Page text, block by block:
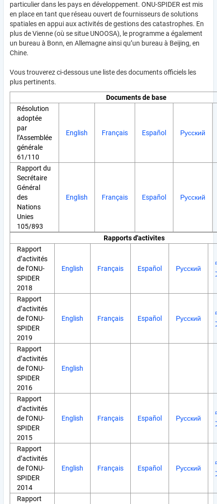
particulier dans les pays en développement. ONU-SPIDER est mis
en place en tant que réseau ouvert de fournisseurs de solutions
spatiales en appui aux activités de gestions des catastrophes. En
plus de Vienne (où se situe UNOOSA), le programme a également
un bureau à Bonn, en Allemagne ainsi qu’un bureau à Beijing, en
Chine.
Vous trouverez ci-dessous une liste des documents officiels les
plus pertinents.
Documents de base
Résolution
adoptée
par
l’Assemblée
générale
61/110
English Français Español Русский
Rapport du
Secrétaire
Général
des
Nations
Unies
105/893
English Français Español Русский
Rapports d'activites
Rapport
d’activités
de l’ONU-
SPIDER
2018
English Français Español Русский
Rapport
d’activités
de l’ONU-
SPIDER
2019
English Français Español Русский
Rapport
d’activités
de l’ONU-
SPIDER
2016
English
Rapport
d’activités
de l’ONU-
SPIDER
2015
English Français Español Русский
Rapport
d’activités
de l’ONU-
SPIDER
2014
English Français Español Русский
Rapport